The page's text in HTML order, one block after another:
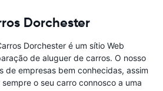
Dorchester
Dorchester é um sítio Web
de aluguer de carros. O nosso
de empresas bem conhecidas, assim
o seu carro connosco a uma